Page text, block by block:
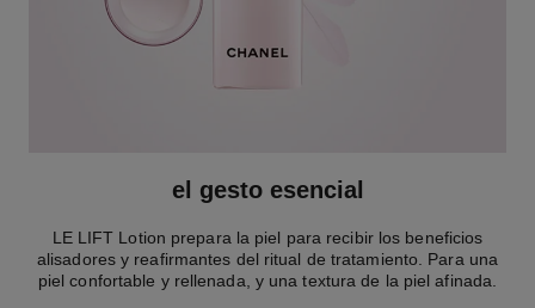
el gesto esencial
LE LIFT Lotion prepara la piel para recibir los beneficios
alisadores y reafirmantes del ritual de tratamiento. Para una
piel confortable y rellenada, y una textura de la piel afinada.